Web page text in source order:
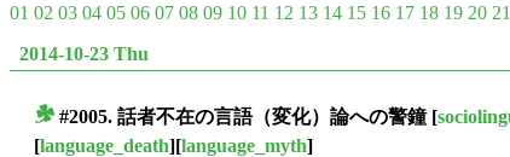
01 02 03 04 05 06 07 08 09 10 11 12 13 14 15 16 17 18 19 20 21
2014-10-23 Thu
#2005. 話者不在の言語（変化）論への警鐘[
[language_death][language_myth]